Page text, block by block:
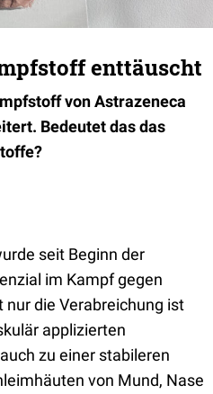
enttäuscht
von Astrazeneca
Bedeutet das das
seit Beginn der
im Kampf gegen
die Verabreichung ist
applizierten
zu einer stabileren
von Mund, Nase